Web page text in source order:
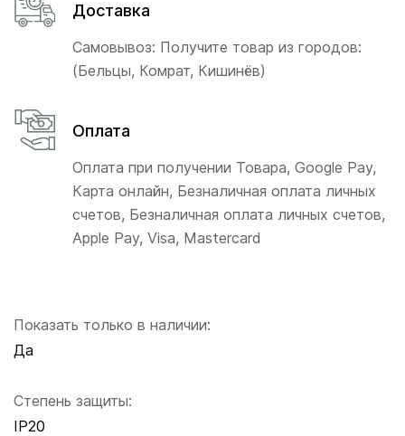
Показать только в наличии:
Да
Степень защиты:
IP20
Доставка
Самовывоз: Получите товар из городов:
(Бельцы, Комрат, Кишинёв)
Оплата
Оплата при получении Товара, Google Pay,
Карта онлайн, Безналичная оплата личных
счетов, Безналичная оплата личных счетов,
Apple Pay, Visa, Mastercard